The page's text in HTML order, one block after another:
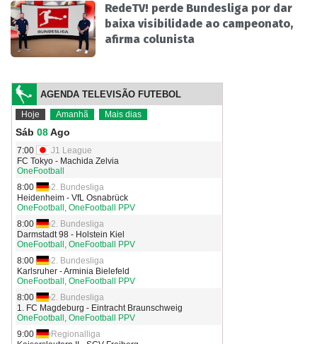
RedeTV! perde Bundesliga por dar
baixa visibilidade ao campeonato,
afirma colunista